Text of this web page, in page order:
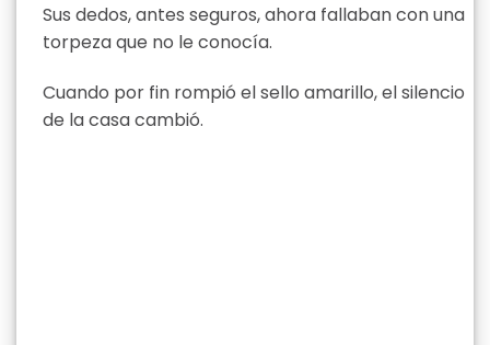
Sus dedos, antes seguros, ahora fallaban con una
torpeza que no le conocía.
Cuando por fin rompió el sello amarillo, el silencio
de la casa cambió.